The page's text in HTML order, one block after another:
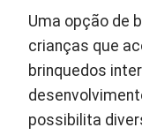
Uma opção de
crianças que
brinquedos
possibilita